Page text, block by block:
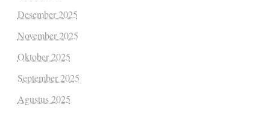
Desember 2025
November 2025
Oktober 2025
September 2025
Agustus 2025